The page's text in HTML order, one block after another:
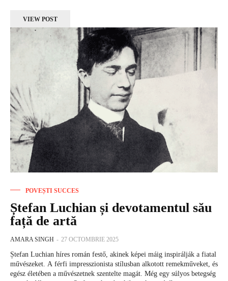
VIEW POST
POVEȘTI SUCCES
Ștefan Luchian și devotamentul său
față de artă
AMARA SINGH - 27 OCTOMBRIE 2025
Ștefan Luchian híres román festő, akinek képei máig inspirálják a fiatal
művészeket. A férfi impresszionista stílusban alkotott remekműveket, és
egész életében a művészetnek szentelte magát. Még egy súlyos betegség